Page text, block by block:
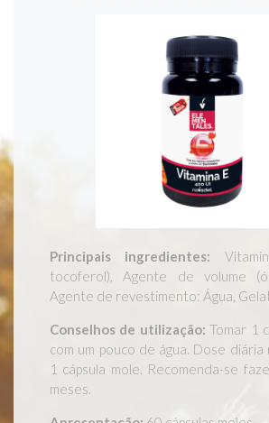
Principais ingredientes:
tocoferol), Agente de volume
Agente de revestimento: Água,
Conselhos de utilização:Tomar 1
com um pouco de água. Dose
1 cápsula mole. Recomenda-se
meses.